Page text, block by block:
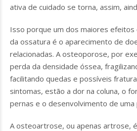
ativa de cuidado se torna, assim,
Isso porque um dos maiores
da ossatura é o aparecimento de
relacionadas. A osteoporose, por
perda da densidade óssea,
facilitando quedas e possíveis
sintomas, estão a dor na coluna, o
pernas e o desenvolvimento de uma
A osteoartrose, ou apenas artrose,